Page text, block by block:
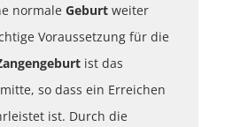
normale Geburt weiter
Voraussetzung für die
ist das
so dass ein Erreichen
ist. Durch die